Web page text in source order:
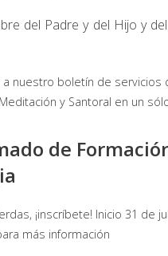
del Padre y del Hijo y
a nuestro boletín de servicios
y Santoral en un
de
¡inscríbete! Inicio 31 de
más información